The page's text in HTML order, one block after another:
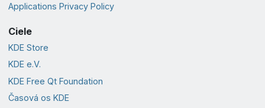
Applications Privacy Policy
Ciele
KDE Store
KDE e.V.
KDE Free Qt Foundation
Časová os KDE